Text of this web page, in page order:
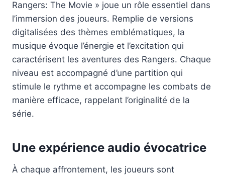
Rangers: The Movie » joue un rôle essentiel dans
l’immersion des joueurs. Remplie de versions
digitalisées des thèmes emblématiques, la
musique évoque l’énergie et l’excitation qui
caractérisent les aventures des Rangers. Chaque
niveau est accompagné d’une partition qui
stimule le rythme et accompagne les combats de
manière efficace, rappelant l’originalité de la
série.
Une expérience audio évocatrice
À chaque affrontement, les joueurs sont